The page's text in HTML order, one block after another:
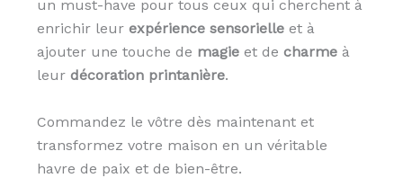
un must-have pour tous ceux qui cherchent à
enrichir leur expérience sensorielleet à
ajouter une touche de magieet de charmeà
leur décoration printanière.
Commandez le vôtre dès maintenant et
transformez votre maison en un véritable
havre de paix et de bien-être.